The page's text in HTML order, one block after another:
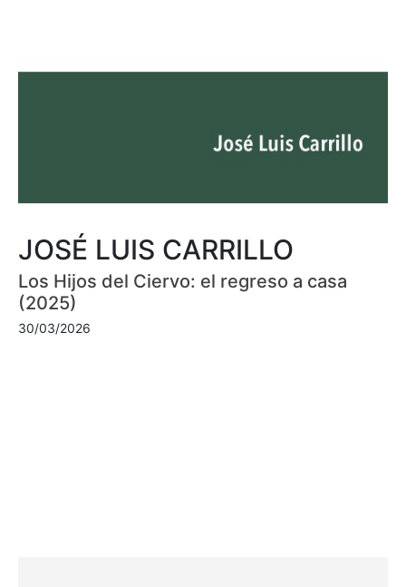
JOSÉ LUIS CARRILLO
Los Hijos del Ciervo: el regreso a casa
(2025)
30/03/2026